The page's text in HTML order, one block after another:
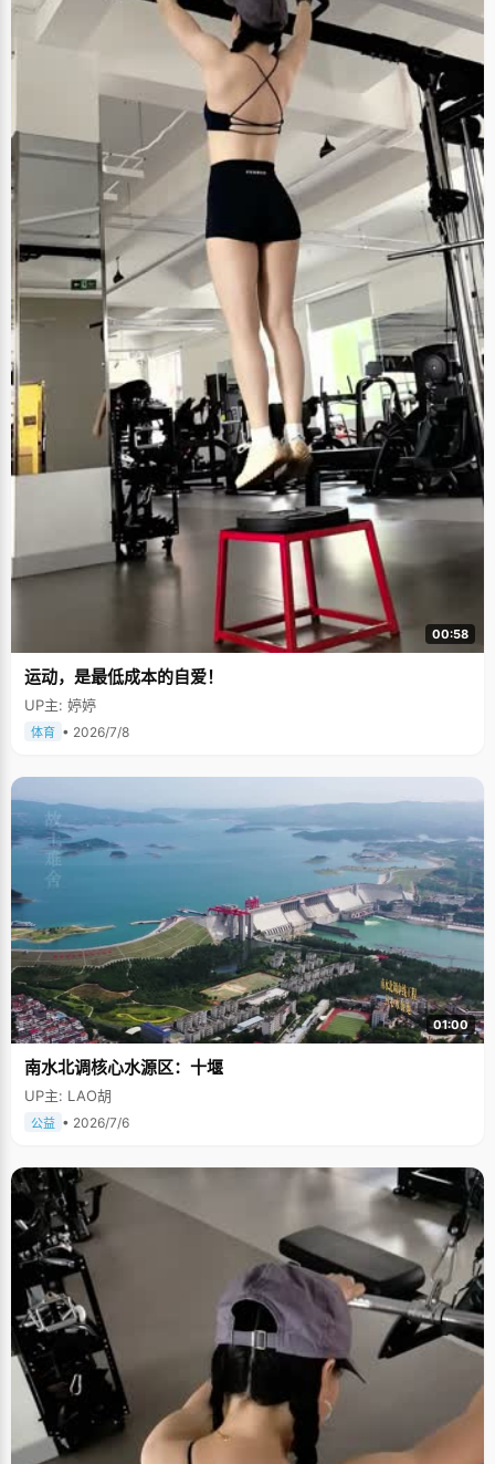
00:58
运动，是最低成本的自爱！
UP主: 婷婷
体育 • 2026/7/8
01:00
南水北调核心水源区：十堰
UP主: LAO胡
公益 • 2026/7/6